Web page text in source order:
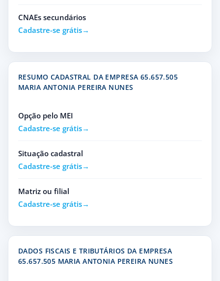
CNAEs secundários
Cadastre-se grátis
RESUMO CADASTRAL DA EMPRESA 65.657.505
MARIA ANTONIA PEREIRA NUNES
Opção pelo MEI
Cadastre-se grátis
Situação cadastral
Cadastre-se grátis
Matriz ou filial
Cadastre-se grátis
DADOS FISCAIS E TRIBUTÁRIOS DA EMPRESA
65.657.505 MARIA ANTONIA PEREIRA NUNES